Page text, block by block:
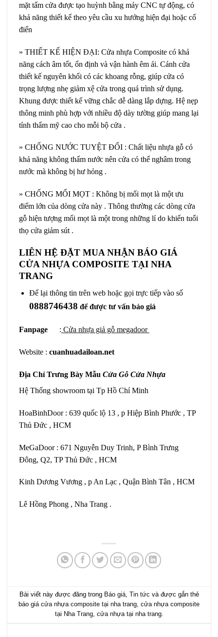
mặt tấm cửa được tạo huỳnh bằng máy CNC tự động, có
khả năng thiết kế theo yêu cầu xu hướng hiện đại hoặc cổ
điển
» THIẾT KẾ HIỆN ĐẠI: Cửa nhựa Composite có khả
năng cách âm tốt, ổn định và vận hành êm ái. Cánh cửa
thiết kế nguyên khối có các khoang rỗng, giúp cửa có
trọng lượng nhẹ giảm xệ cửa trong quá trình sử dụng.
Khung được thiết kế vững chắc dễ dàng lắp dựng. Hệ nẹp
thông minh phù hợp với nhiều độ dày tường giúp mang lại
tính thẩm mỹ cao cho mỗi bộ cửa .
» CHỐNG NƯỚC TUYỆT ĐỐI : Chất liệu nhựa gỗ có
khả năng không thấm nước nên cửa có thể nghâm trong
nước mà không bị hư hỏng .
» CHỐNG MỐI MỌT : Không bị mối mọt là một ưu
điểm lớn của dòng cửa này . Thông thường các dòng cửa
gỗ hiện tượng mối mọt là một trong những lí do khiến tuổi
thọ cửa giảm sút .
LIÊN HỆ ĐẶT MUA NHẬN BÁO GIÁ
CỬA NHỰA COMPOSITE TẠI NHA
TRANG
Để lại thông tin trên web hoặc gọi trực tiếp vào số
0888746438 để được tư vấn báo giá
Fanpage : Cửa nhựa giả gỗ megadoor
Website : cuanhuadailoan.net
Địa Chỉ Trưng Bày Mẫu Cửa Gỗ Cửa Nhựa
Hệ Thống showroom tại Tp Hồ Chí Minh
HoaBinhDoor : 639 quốc lộ 13 , p Hiệp Bình Phước , TP
Thủ Đức , HCM
MeGaDoor : 671 Nguyễn Duy Trinh, P Bình Trưng
Đông, Q2, TP Thủ Đức , HCM
Kinh Dương Vương , p An Lạc , Quận Bình Tân , HCM
Lê Hồng Phong , Nha Trang .
Bài viết này được đăng trong Báo giá, Tin tức và được gắn thẻ
báo giá cửa nhựa composite tại nha trang, cửa nhựa composite
tại Nha Trang, cửa nhựa tại nha trang.